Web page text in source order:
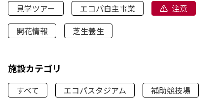
見学ツアー
エコパ自主事業
注意
開花情報
芝生養生
施設カテゴリ
すべて エコパスタジアム
補助競技場